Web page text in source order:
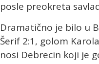
posle preokreta
Dramatično je bilo u
Šerif 2:1, golom
nosi Debrecin koji je